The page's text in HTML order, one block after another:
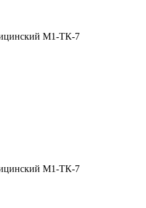
М1-ТК-7
М1-ТК-7